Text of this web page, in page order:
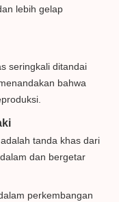
lebih gelap
seringkali ditandai
bahwa
tanda khas dari
dan bergetar
perkembangan